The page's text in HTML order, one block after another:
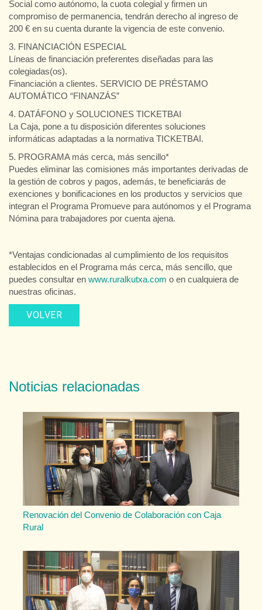
Social como autónomo, la cuota colegial y firmen un
compromiso de permanencia, tendrán derecho al ingreso de
200 € en su cuenta durante la vigencia de este convenio.
3. FINANCIACIÓN ESPECIAL
Líneas de financiación preferentes diseñadas para las
colegiadas(os).
Financiación a clientes. SERVICIO DE PRÉSTAMO
AUTOMÁTICO “FINANZÁS”
4. DATÁFONO y SOLUCIONES TICKETBAI
La Caja, pone a tu disposición diferentes soluciones
informáticas adaptadas a la normativa TICKETBAI.
5. PROGRAMA más cerca, más sencillo*
Puedes eliminar las comisiones más importantes derivadas de
la gestión de cobros y pagos, además, te beneficiarás de
exenciones y bonificaciones en los productos y servicios que
integran el Programa Promueve para autónomos y el Programa
Nómina para trabajadores por cuenta ajena.
*Ventajas condicionadas al cumplimiento de los requisitos
establecidos en el Programa más cerca, más sencillo, que
puedes consultar en www.ruralkutxa.com o en cualquiera de
nuestras oficinas.
VOLVER
Noticias relacionadas
Renovación del Convenio de Colaboración con Caja
Rural